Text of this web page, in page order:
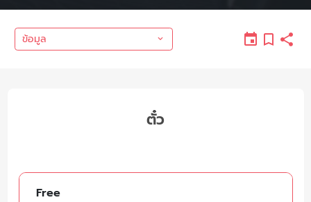
ข้อมูล
ตั๋ว
Free